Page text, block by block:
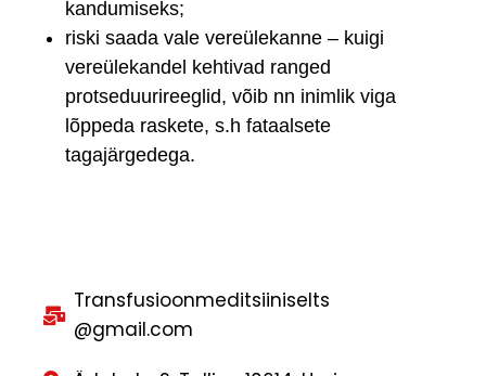
kandumiseks;
riski saada vale vereülekanne – kuigi
vereülekandel kehtivad ranged
protseduurireeglid, võib nn inimlik viga
lõppeda raskete, s.h fataalsete
tagajärgedega.
Transfusioonmeditsiiniselts
@gmail.com